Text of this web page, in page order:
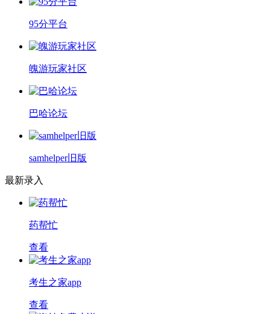
95分平台
魄游玩家社区
巴哈论坛
samhelper旧版
最新录入
药帮忙
查看
考生之家app
查看